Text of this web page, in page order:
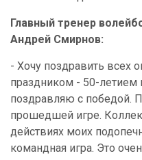
Главный тренер
Андрей Смирнов:
- Хочу поздравить всех
праздником - 50-
поздравляю с победой.
прошедшей игре.
действиях моих
командная игра. Это